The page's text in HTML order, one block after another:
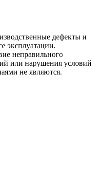
дефекты и
эксплуатации.
неправильного
или нарушения условий
не являются.